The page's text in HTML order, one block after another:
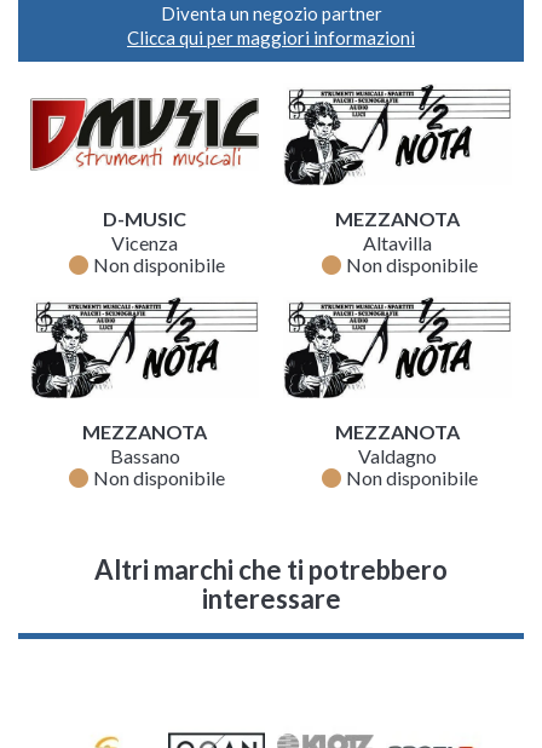
Diventa un negozio partner
Clicca qui per maggiori informazioni
D-MUSIC
Vicenza
fiber_manual_record Non disponibile
MEZZANOTA
Altavilla
fiber_manual_record Non disponibile
MEZZANOTA
Bassano
fiber_manual_record Non disponibile
MEZZANOTA
Valdagno
fiber_manual_record Non disponibile
Altri marchi che ti potrebbero
interessare